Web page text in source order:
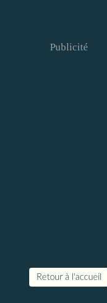
Publicité
Retour à l'accueil